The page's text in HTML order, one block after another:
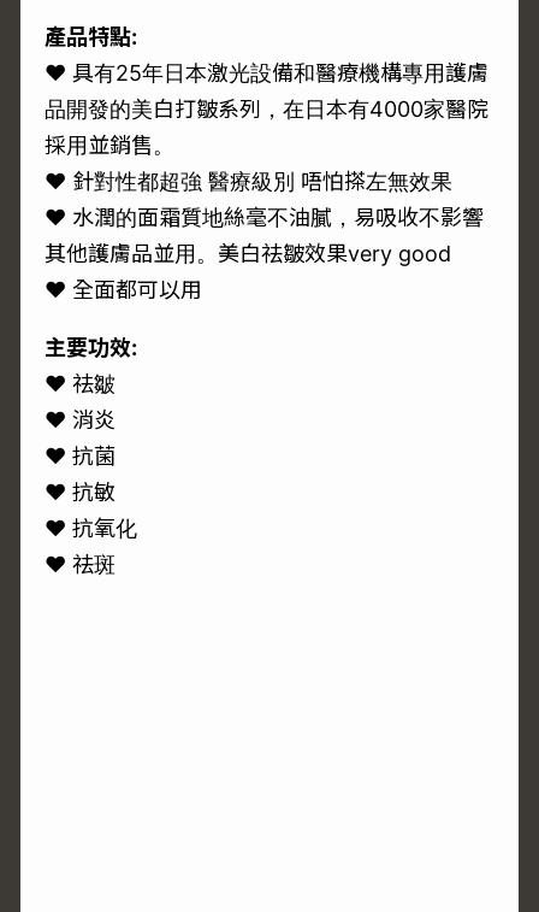
產品特點:
♥ 具有25年日本激光設備和醫療機構專用護膚
品開發的美白打皺系列，在日本有4000家醫院
採用並銷售。
♥ 針對性都超強 醫療級別 唔怕搽左無效果
♥ 水潤的面霜質地絲毫不油膩，易吸收不影響
其他護膚品並用。美白祛皺效果very good
♥ 全面都可以用
主要功效:
♥ 祛皺
♥ 消炎
♥ 抗菌
♥ 抗敏
♥ 抗氧化
♥ 祛斑